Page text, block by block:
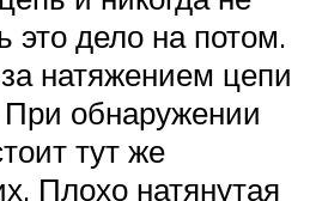
это дело на потом.
натяжением цепи
При обнаружении
тут же
Плохо натянутая